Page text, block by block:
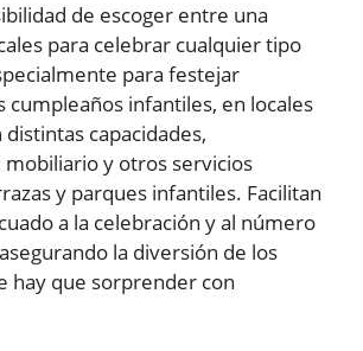
de escoger entre una
para celebrar cualquier tipo
para festejar
cumpleaños infantiles, en locales
capacidades,
y otros servicios
y parques infantiles. Facilitan
a la celebración y al número
la diversión de los
hay que sorprender con